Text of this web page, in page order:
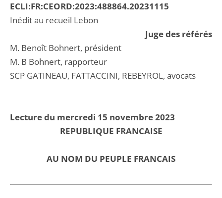
ECLI:FR:CEORD:2023:488864.20231115
Inédit au recueil Lebon
Juge des référés
M. Benoît Bohnert, président
M. B Bohnert, rapporteur
SCP GATINEAU, FATTACCINI, REBEYROL, avocats
Lecture du mercredi 15 novembre 2023
REPUBLIQUE FRANCAISE
AU NOM DU PEUPLE FRANCAIS